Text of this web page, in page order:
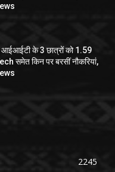
के 3 छात्रों को 1.59
समेत किन पर बरसीं नौकरियां,
2245